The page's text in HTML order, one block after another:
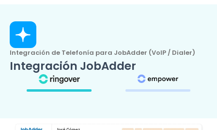
Integración de Telefonía para JobAdder (VoIP / Dialer)
Integración JobAdder